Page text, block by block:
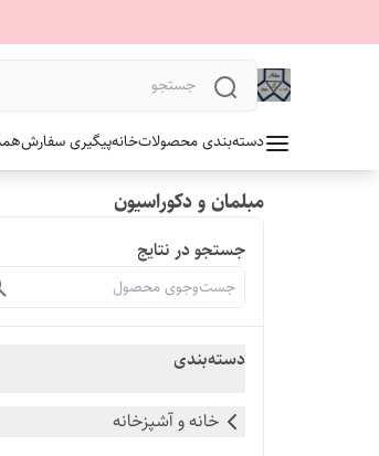
دسته‌بندی محصولاتخانهپیگیری سفارش
مبلمان و دکوراسیون
جستجو در نتایج
دسته‌بندی
خانه و آشپزخانه